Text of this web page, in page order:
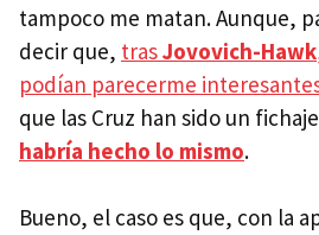
tampoco me matan. Aunque,
decir que, trasJovovich-Hawk
podían parecerme
que las Cruz han sido un
habría hecho lo mismo.
Bueno, el caso es que, con la